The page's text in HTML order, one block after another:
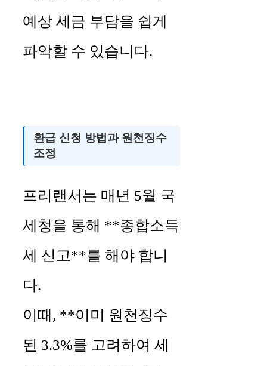
예상 세금 부담을 쉽게
파악할 수 있습니다.
환급 신청 방법과 원천징수
조정
프리랜서는 매년 5월 국
세청을 통해 **종합소득
세 신고**를 해야 합니
다.
이때, **이미 원천징수
된 3.3%를 고려하여 세